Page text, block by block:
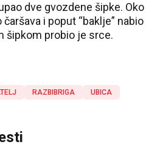
dve gvozdene šipke. Oko
i poput “baklje” nabio
šipkom probio je srce.
RAZBIBRIGA UBICA